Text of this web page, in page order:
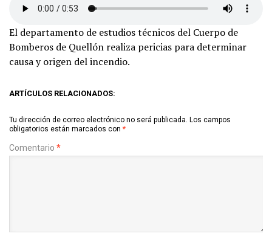
El departamento de estudios técnicos del Cuerpo de
Bomberos de Quellón realiza pericias para determinar
causa y origen del incendio.
ARTÍCULOS RELACIONADOS:
Tu dirección de correo electrónico no será publicada. Los campos
obligatorios están marcados con *
Comentario *